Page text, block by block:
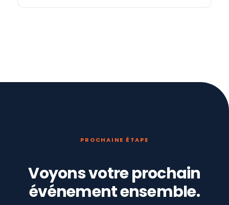
PROCHAINE ÉTAPE
Voyons votre prochain
événement ensemble.